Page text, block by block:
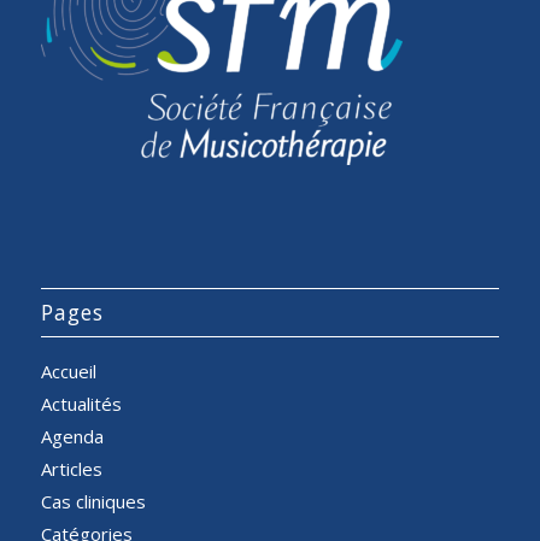
Pages
Accueil
Actualités
Agenda
Articles
Cas cliniques
Catégories